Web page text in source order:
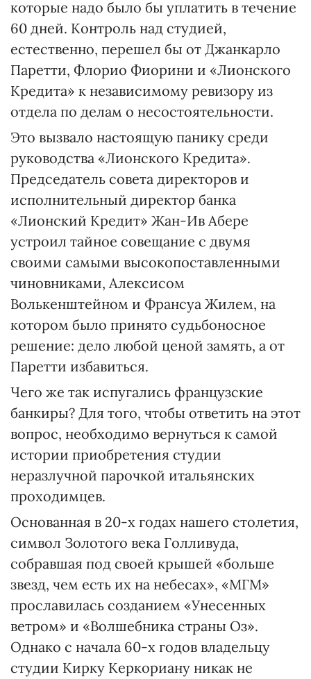
которые надо было бы уплатить в течение
60 дней. Контроль над студией,
естественно, перешел бы от Джанкарло
Паретти, Флорио Фиорини и «Лионского
Кредита» к независимому ревизору из
отдела по делам о несостоятельности.
Это вызвало настоящую панику среди
руководства «Лионского Кредита».
Председатель совета директоров и
исполнительный директор банка
«Лионский Кредит» Жан-Ив Абере
устроил тайное совещание с двумя
своими самыми высокопоставленными
чиновниками, Алексисом
Волькенштейном и Франсуа Жилем, на
котором было принято судьбоносное
решение: дело любой ценой замять, а от
Паретти избавиться.
Чего же так испугались французские
банкиры? Для того, чтобы ответить на этот
вопрос, необходимо вернуться к самой
истории приобретения студии
неразлучной парочкой итальянских
проходимцев.
Основанная в 20-х годах нашего столетия,
символ Золотого века Голливуда,
собравшая под своей крышей «больше
звезд, чем есть их на небесах», «МГМ»
прославилась созданием «Унесенных
ветром» и «Волшебника страны Оз».
Однако с начала 60-х годов владельцу
студии Кирку Керкориану никак не